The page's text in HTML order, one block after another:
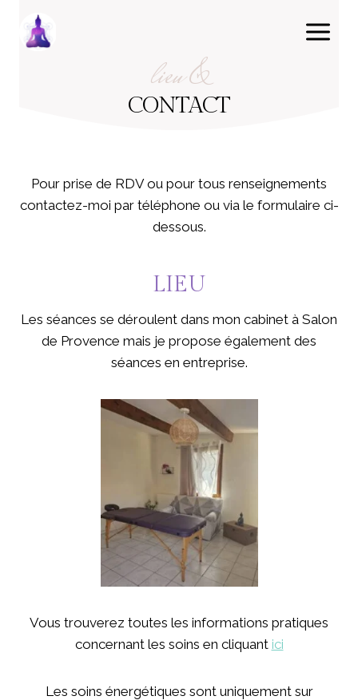
contenu
lieu &
CONTACT
Pour prise de RDV ou pour tous renseignements
contactez-moi par téléphone ou via le formulaire ci-
dessous.
LIEU
Les séances se déroulent dans mon cabinet à Salon
de Provence mais je propose également des
séances en entreprise.
Vous trouverez toutes les informations pratiques
concernant les soins en cliquant ici
Les soins énergétiques sont uniquement sur